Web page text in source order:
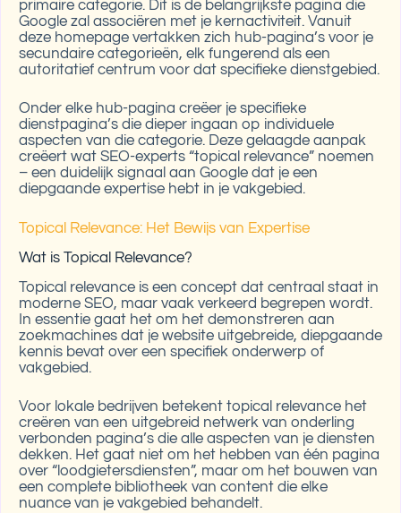
primaire categorie. Dit is de belangrijkste pagina die
Google zal associëren met je kernactiviteit. Vanuit
deze homepage vertakken zich hub-pagina’s voor je
secundaire categorieën, elk fungerend als een
autoritatief centrum voor dat specifieke dienstgebied.
Onder elke hub-pagina creëer je specifieke
dienstpagina’s die dieper ingaan op individuele
aspecten van die categorie. Deze gelaagde aanpak
creëert wat SEO-experts “topical relevance” noemen
– een duidelijk signaal aan Google dat je een
diepgaande expertise hebt in je vakgebied.
Topical Relevance: Het Bewijs van Expertise
Wat is Topical Relevance?
Topical relevance is een concept dat centraal staat in
moderne SEO, maar vaak verkeerd begrepen wordt.
In essentie gaat het om het demonstreren aan
zoekmachines dat je website uitgebreide, diepgaande
kennis bevat over een specifiek onderwerp of
vakgebied.
Voor lokale bedrijven betekent topical relevance het
creëren van een uitgebreid netwerk van onderling
verbonden pagina’s die alle aspecten van je diensten
dekken. Het gaat niet om het hebben van één pagina
over “loodgietersdiensten”, maar om het bouwen van
een complete bibliotheek van content die elke
nuance van je vakgebied behandelt.